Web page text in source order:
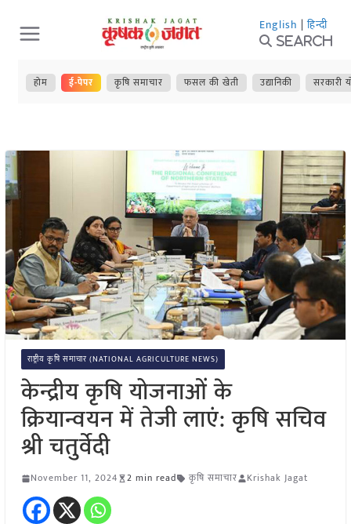
Skip
to
content
English | हिन्दी
Search
होम ई-पेपर कृषि समाचार फसल की खेती उद्यानिकी सरकारी
राष्ट्रीय कृषि समाचार (NATIONAL AGRICULTURE NEWS)
केन्द्रीय कृषि योजनाओं के
क्रियान्वयन में तेजी लाएं: कृषि सचिव
श्री चतुर्वेदी
November 11, 2024 2 min read कृषि समाचार Krishak Jagat